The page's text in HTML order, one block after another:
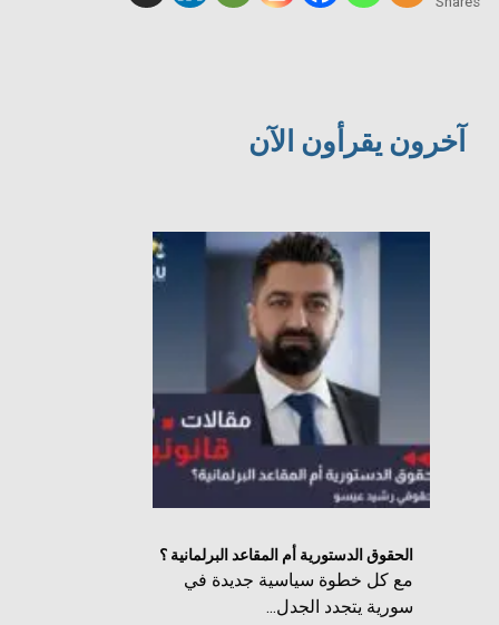
آخرون يقرأون الآن
الحقوق الدستورية أم المقاعد البرلمانية ؟
مع كل خطوة سياسية جديدة في
سورية يتجدد الجدل...